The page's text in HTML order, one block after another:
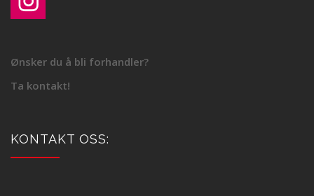
Ønsker du å bli forhandler?
Ta kontakt!
KONTAKT OSS: